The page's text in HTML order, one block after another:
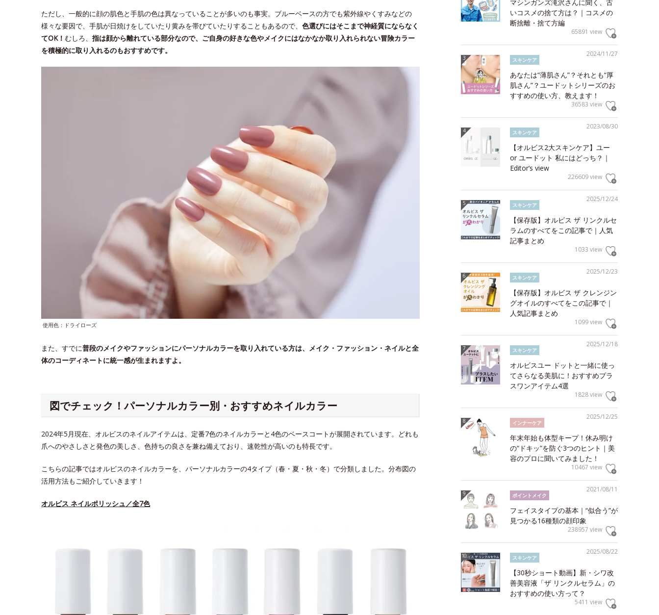
ただし、一般的に顔の肌色と手肌の色は異なっていることが多いのも事実。ブルーベースの方でも紫外線やくすみなどの
様々な要因で、手肌が日焼けをしていたり黄みを帯びていたりすることもあるので、 色選びにはそこまで神経質にならなく
てOK！ むしろ、 指は顔から離れている部分なので、ご自身の好きな色やメイクにはなかなか取り入れられない冒険カラー
を積極的に取り入れるのもおすすめです。
使用色：ドライローズ
また、すでに普段のメイクやファッションにパーソナルカラーを取り入れている方は、メイク・ファッション・ネイルと全
体のコーディネートに統一感が生まれますよ。
図でチェック！パーソナルカラー別・おすすめネイルカラー
2024年5月現在、オルビスのネイルアイテムは、定番7色のネイルカラーと4色のベースコートが展開されています。どれも
爪へのやさしさと発色の美しさ、色持ちの良さを兼ね備えており、速乾性が高いのも特長です。
こちらの記事ではオルビスのネイルカラーを、パーソナルカラーの4タイプ（春・夏・秋・冬）で分類しました。分布図の
活用方法もご紹介していきます！
オルビス ネイルポリッシュ／全7色
マシンガンズ滝沢さんに聞く、古
いコスメの捨て方は？｜コスメの
断捨離・捨て方編
65891 view
2024/11/27
スキンケア
あなたは“薄肌さん”？それとも“厚
肌さん”？ユードットシリーズのお
すすめの使い方、教えます！
36583 view
2023/08/30
スキンケア
【オルビス2大スキンケア】ユー
or ユードット 私にはどっち？｜
Editor’s view
226609 view
2025/12/24
スキンケア
【保存版】オルビス ザ リンクルセ
ラムのすべてをこの記事で｜人気
記事まとめ
1033 view
2025/12/23
スキンケア
【保存版】オルビス ザ クレンジン
グオイルのすべてをこの記事で｜
人気記事まとめ
1099 view
2025/12/18
スキンケア
オルビスユー ドットと一緒に使っ
てさらなる美肌に！おすすめプラ
スワンアイテム4選
1828 view
2025/12/25
インナーケア
年末年始も体型キープ！休み明け
の“ドキッ”を防ぐ3つのヒント｜美
容のプロに聞いてみました！
10467 view
2021/08/11
ポイントメイク
フェイスタイプの基本｜“似合う”が
見つかる16種類の顔印象
238957 view
2025/08/22
スキンケア
【30秒ショート動画】新・シワ改
善美容液「ザ リンクルセラム」の
おすすめの使い方って？
5411 view